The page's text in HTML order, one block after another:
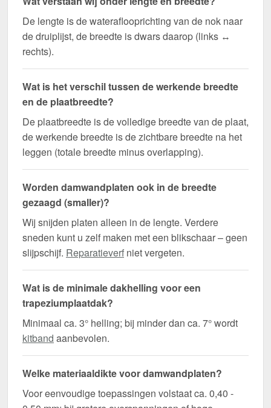
De lengte is de wateraflooprichting van de nok naar
de druiplijst, de breedte is dwars daarop (links ↔
rechts).
Wat is het verschil tussen de werkende breedte
en de plaatbreedte?
De plaatbreedte is de volledige breedte van de plaat,
de werkende breedte is de zichtbare breedte na het
leggen (totale breedte minus overlapping).
Worden damwandplaten ook in de breedte
gezaagd (smaller)?
Wij snijden platen alleen in de lengte. Verdere
sneden kunt u zelf maken met een blikschaar – geen
slijpschijf. Reparatieverf niet vergeten.
Wat is de minimale dakhelling voor een
trapeziumplaatdak?
Minimaal ca. 3° helling; bij minder dan ca. 7° wordt
kitband aanbevolen.
Welke materiaaldikte voor damwandplaten?
Voor eenvoudige toepassingen volstaat ca. 0,40 -